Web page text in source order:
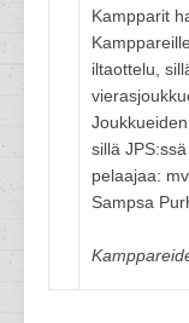
Kampparit
iltaottelu,
sillä
pelaajaa:
Sampsa